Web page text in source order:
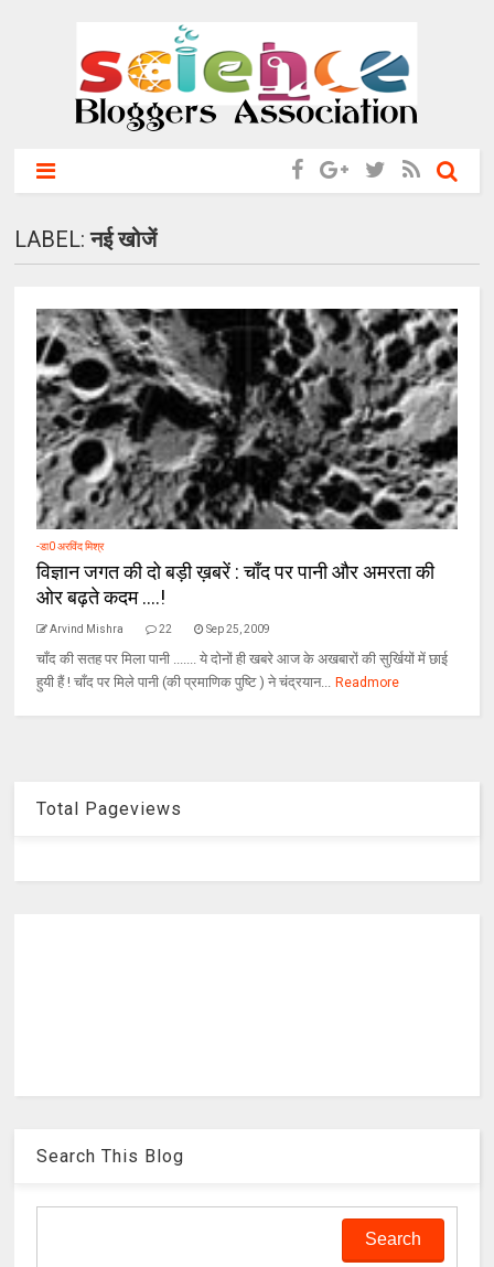
LABEL:नई खोजें
-डा0 अरविंद मिश्र
विज्ञान जगत की दो बड़ी ख़बरें : चाँद पर पानी और अमरता की
ओर बढ़ते कदम ....!
Arvind Mishra 22 Sep 25, 2009
चाँद की सतह पर मिला पानी ....... ये दोनों ही खबरे आज के अखबारों की सुर्खियों में छाई
हुयी हैं ! चाँद पर मिले पानी (की प्रमाणिक पुष्टि ) ने चंद्रयान... Readmore
Total Pageviews
Search This Blog